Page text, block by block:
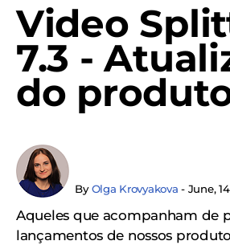
Video
7.3 -
do
ByOlga Krovyakova - June,
Aqueles que acompanham de
lançamentos de nossos